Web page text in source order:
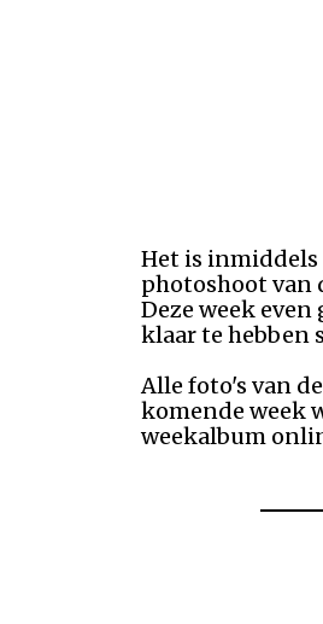
Het is inmiddels
photoshoot van
Deze week
klaar te hebben
Alle foto's van
komende week
weekalbum